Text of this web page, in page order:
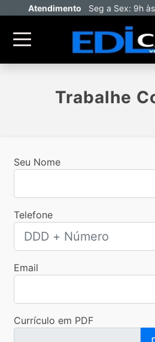
Atendimento Seg a Sex: 9h
Trabalhe